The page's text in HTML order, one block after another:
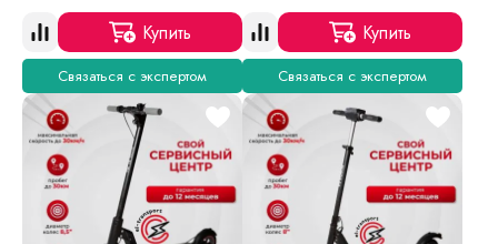
Купить
Связаться с экспертом
Купить
Связаться с экспертом